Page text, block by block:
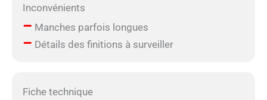
Inconvénients
– Manches parfois longues
– Détails des finitions à surveiller
Fiche technique